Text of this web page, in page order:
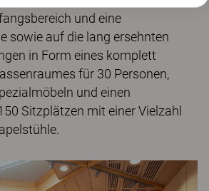
und eine
sowie auf die lang ersehnten
in Form eines komplett
für 30 Personen,
und einen
Sitzplätzen mit einer Vielzahl